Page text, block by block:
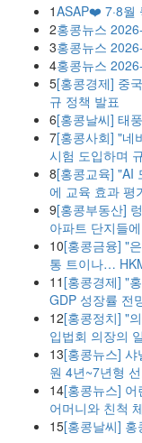
1ASAP❤️ 7·8월
2홍콩뉴스
3홍콩뉴스
4홍콩뉴스
5[홍콩경제] 중
규 정책 발표
6[홍콩날씨] 태
7[홍콩사회] "네
시험 도입하며
8[홍콩교육] "AI
에 교육 효과 평
9[홍콩부동산]
아파트 단지들
10[홍콩금융] "
통 트이나…
11 [홍콩경제] "
GDP 성장률 전
12[홍콩정치] "
입법회 의장의
13[홍콩뉴스]
원 4년~7년형
14[홍콩뉴스]
어머니와 친척
15[홍콩날씨]